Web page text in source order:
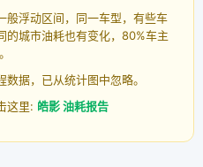
般浮动区间，同一车型，有些车
的城市油耗也有变化，80%车主
据，已从统计图中忽略。
这里: 皓影 油耗报告